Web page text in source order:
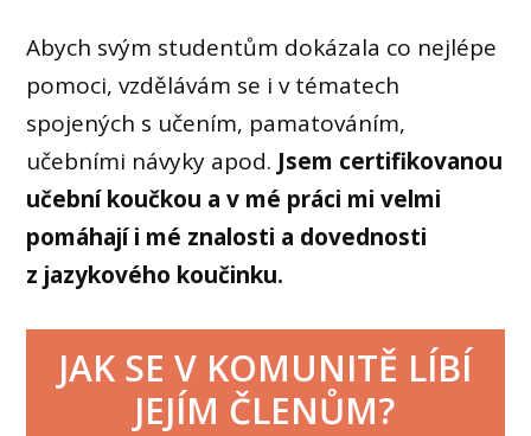
Abych svým studentům dokázala co nejlépe
pomoci, vzdělávám se i v tématech
spojených s učením, pamatováním,
učebními návyky apod. Jsem certifikovanou
učební koučkou a v mé práci mi velmi
pomáhají i mé znalosti a dovednosti
z jazykového koučinku.
JAK SE V KOMUNITĚ LÍBÍ
JEJÍM ČLENŮM?